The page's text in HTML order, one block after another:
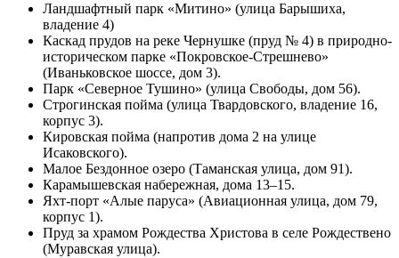
Ландшафтный парк «Митино» (улица Барышиха,
владение 4)
Каскад прудов на реке Чернушке (пруд № 4) в природно-
историческом парке «Покровское-Стрешнево»
(Иваньковское шоссе, дом 3).
Парк «Северное Тушино» (улица Свободы, дом 56).
Строгинская пойма (улица Твардовского, владение 16,
корпус 3).
Кировская пойма (напротив дома 2 на улице
Исаковского).
Малое Бездонное озеро (Таманская улица, дом 91).
Карамышевская набережная, дома 13–15.
Яхт-порт «Алые паруса» (Авиационная улица, дом 79,
корпус 1).
Пруд за храмом Рождества Христова в селе Рождествено
(Муравская улица).